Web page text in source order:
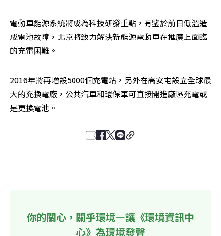
電動車能源系統將成為科技研發重點，有鑒於前日低溫造
成電池故障，北京將致力解決新能源電動車在推廣上面臨
的充電困難。
2016年將再增設5000個充電站，另外在高安屯設立全球最
大的充換電廠，公共汽車和環保車可直接開進廠區充電或
是更換電池。
你的關心，關乎環境—讓《環境資訊中
心》為環境發聲